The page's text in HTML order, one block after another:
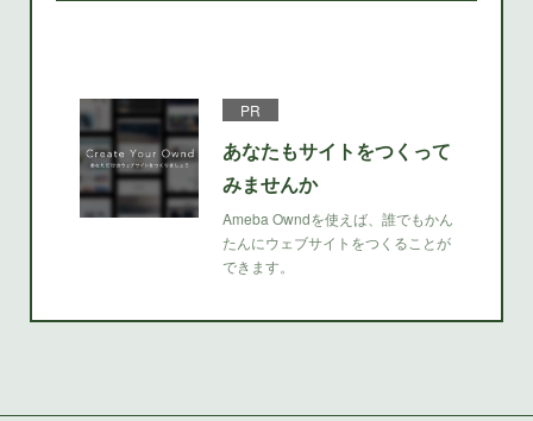
PR
あなたもサイトをつくって
みませんか
Ameba Owndを使えば、誰でもかん
たんにウェブサイトをつくることが
できます。